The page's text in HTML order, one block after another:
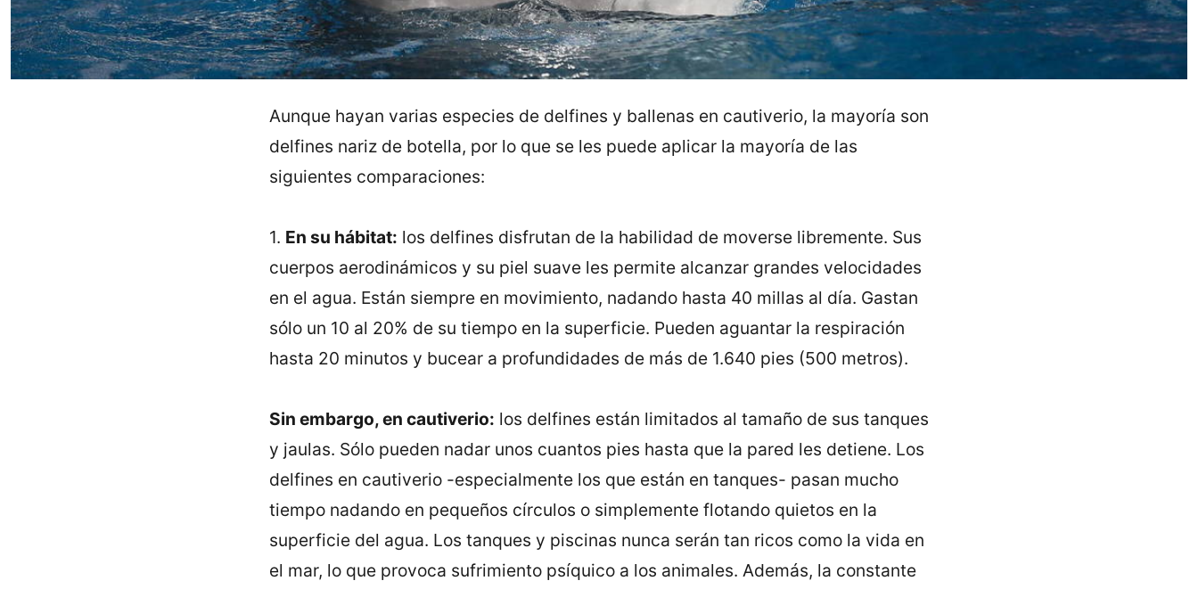
Aunque hayan varias especies de delfines y ballenas en cautiverio, la mayoría son
delfines nariz de botella, por lo que se les puede aplicar la mayoría de las
siguientes comparaciones:
1. En su hábitat: los delfines disfrutan de la habilidad de moverse libremente. Sus
cuerpos aerodinámicos y su piel suave les permite alcanzar grandes velocidades
en el agua. Están siempre en movimiento, nadando hasta 40 millas al día. Gastan
sólo un 10 al 20% de su tiempo en la superficie. Pueden aguantar la respiración
hasta 20 minutos y bucear a profundidades de más de 1.640 pies (500 metros).
Sin embargo, en cautiverio: los delfines están limitados al tamaño de sus tanques
y jaulas. Sólo pueden nadar unos cuantos pies hasta que la pared les detiene. Los
delfines en cautiverio -especialmente los que están en tanques- pasan mucho
tiempo nadando en pequeños círculos o simplemente flotando quietos en la
superficie del agua. Los tanques y piscinas nunca serán tan ricos como la vida en
el mar, lo que provoca sufrimiento psíquico a los animales. Además, la constante